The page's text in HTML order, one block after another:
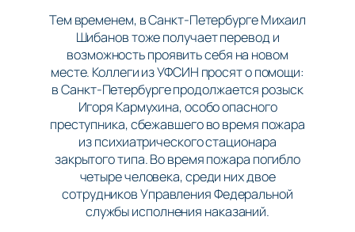
Тем временем, в Санкт-Петербурге Михаил
Шибанов тоже получает перевод и
возможность проявить себя на новом
месте. Коллеги из УФСИН просят о помощи:
в Санкт-Петербурге продолжается розыск
Игоря Кармухина, особо опасного
преступника, сбежавшего во время пожара
из психиатрического стационара
закрытого типа. Во время пожара погибло
четыре человека, среди них двое
сотрудников Управления Федеральной
службы исполнения наказаний.